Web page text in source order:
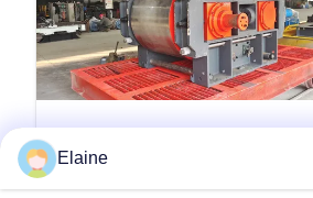
Elaine